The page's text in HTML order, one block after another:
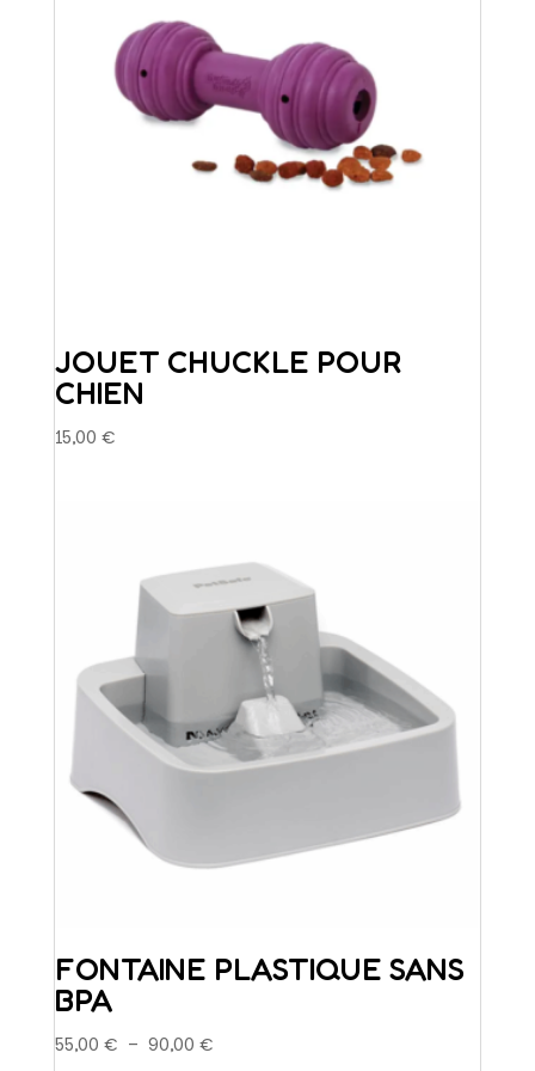
JOUET CHUCKLE POUR
CHIEN
15,00 €
FONTAINE PLASTIQUE SANS
BPA
55,00 € – 90,00 €Plage